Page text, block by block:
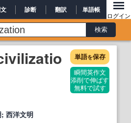
診断 翻訳 単語帳
ログイン
単語を保存
瞬間英作文
添削で伸ばす
無料で試す
西洋文明